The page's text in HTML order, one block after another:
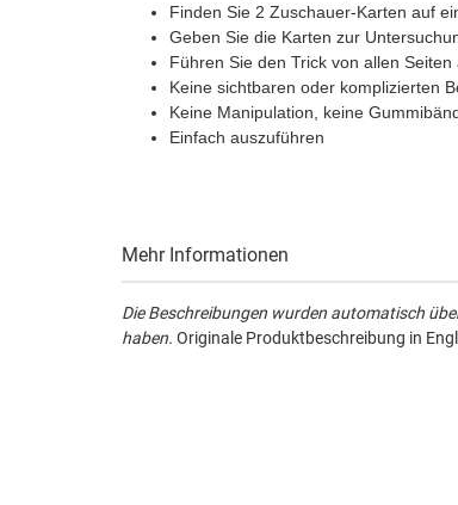
Finden Sie 2 Zuschauer-Karten auf
Geben Sie die Karten zur
Führen Sie den Trick von allen Seiten
Keine sichtbaren oder komplizierten
Keine Manipulation, keine
Einfach auszuführen
Mehr Informationen
Die Beschreibungen wurden automatisch
haben. Originale Produktbeschreibung in